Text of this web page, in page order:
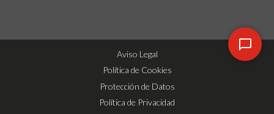
Aviso Legal
Política de Cookies
Protección de Datos
Política de Privacidad